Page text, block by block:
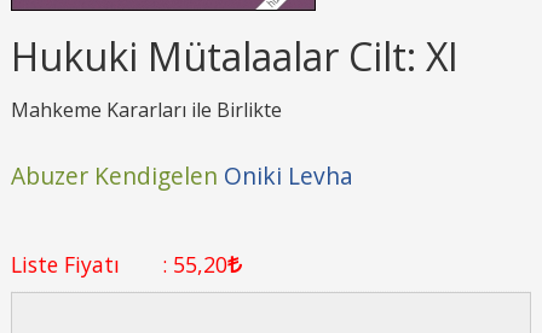
Hukuki Mütalaalar Cilt: XI
Mahkeme Kararları ile Birlikte
Abuzer Kendigelen Oniki Levha
Liste Fiyatı : 55,20